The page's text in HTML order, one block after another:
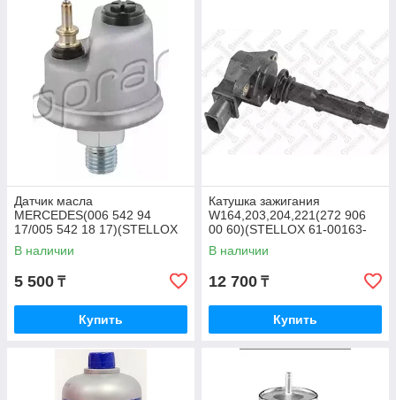
Датчик масла
MERCEDES(006 542 94
17/005 542 18 17)(STELLOX
06-08018-SX)
В наличии
5 500 ₸
Купить
Катушка зажигания
W164,203,204,221(272 906
00 60)(STELLOX 61-00163-
SX)
В наличии
12 700 ₸
Купить